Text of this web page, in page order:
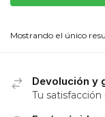
Mostrando el único
Devolución y
Tu